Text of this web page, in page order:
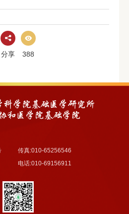
分享 388
传真:010-65256546
电话:010-69156911